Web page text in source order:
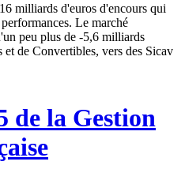
milliards d'euros d'encours qui
Le marché
peu plus de -5,6 milliards
de Convertibles, vers des Sicav
de la Gestion